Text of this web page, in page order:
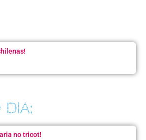
DIA:
no tricot!